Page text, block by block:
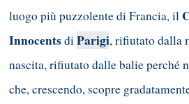
luogo più puzzolente di Francia, il
Innocentsdi Parigi, rifiutato dalla
nascita, rifiutato dalle balie perché
che, crescendo, scopre